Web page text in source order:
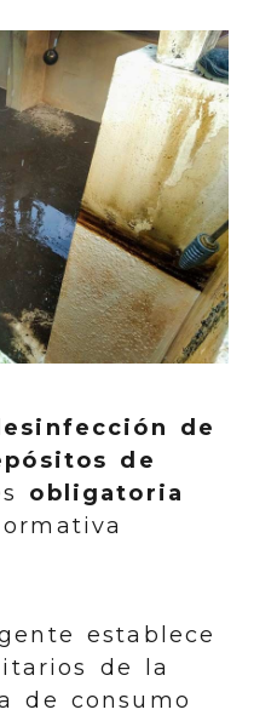
de
de
obligatoria
establece
de la
de consumo